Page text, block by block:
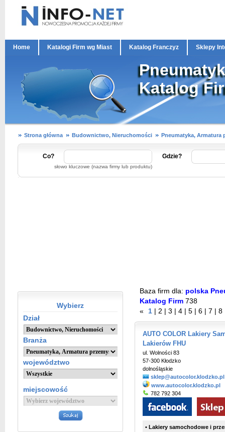
Home Katalogi Firm wg Miast Katalog Franczyz Sklepy
Katalog
Strona główna Budownictwo, Nieruchomości Pneumatyka, Armatura
Co?
słowo kluczowe (nazwa firmy lub produktu)
Gdzie?
Wybierz
Dział
Branża
województwo
miejscowość
Baza firm dla: polska
Katalog Firm 738
«
1 2 3 4 5 6 7 8
AUTO COLOR Lakiery
Lakierów FHU
ul. Wolności 83
57-300 Kłodzko
dolnośląskie
sklep@autocolor.klodzko.pl
www.autocolor.klodzko.pl
782 792 304
• Lakiery samochodowe i